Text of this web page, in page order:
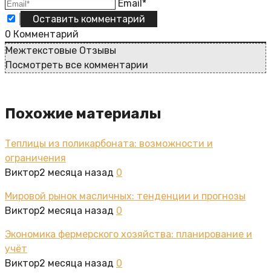
Email*
0 Комментарий
Межтекстовые Отзывы
Посмотреть все комментарии
Похожие материалы
Теплицы из поликарбоната: возможности и
ограничения
Виктор2 месяца назад 0
Мировой рынок масличных: тенденции и прогнозы
Виктор2 месяца назад 0
Экономика фермерского хозяйства: планирование и
учёт
Виктор2 месяца назад 0